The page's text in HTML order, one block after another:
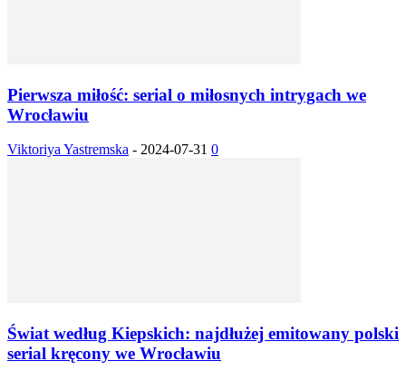
Pierwsza miłość: serial o miłosnych intrygach we
Wrocławiu
Viktoriya Yastremska - 2024-07-31 0
Świat według Kiepskich: najdłużej emitowany polski
serial kręcony we Wrocławiu